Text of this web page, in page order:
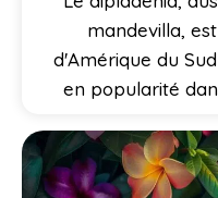
mandevilla,
d'Amérique du
en popularité